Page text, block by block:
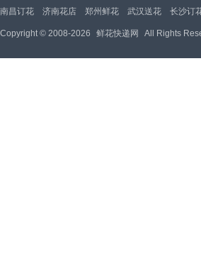
南昌订花
济南花店 郑州鲜花 武汉送花 长沙订
Copyright © 2008-2026 鲜花快递网 All Rights